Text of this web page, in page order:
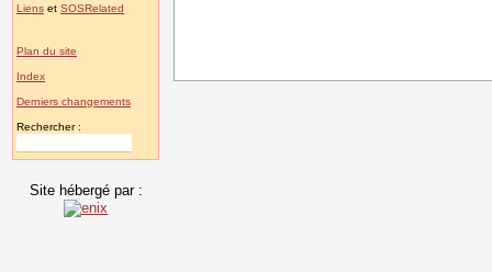
Liens et SOSRelated
Plan du site
Index
Derniers changements
Rechercher :
Site hébergé par :